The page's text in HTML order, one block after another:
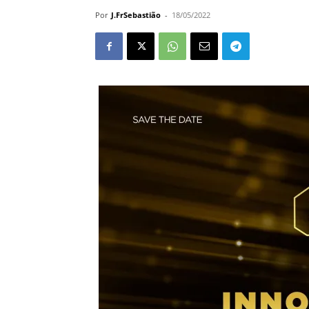
Por J.FrSebastião - 18/05/2022